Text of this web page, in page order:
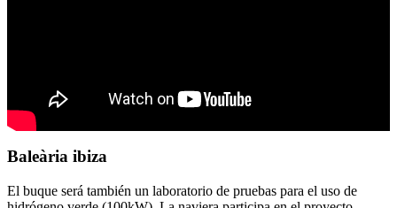
Baleària ibiza
El buque será también un laboratorio de pruebas para el uso de